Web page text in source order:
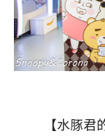
【水豚君